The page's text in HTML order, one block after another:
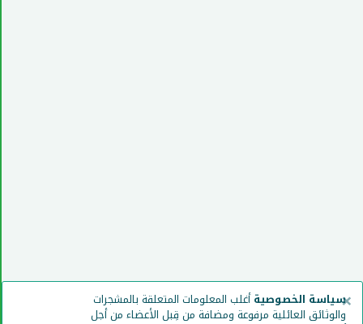
سياسة الخصوصيةأغلب المعلومات المتعلقة بالمشجرات
والوثائق العائلية مرفوعة ومضافة من قِبل الأعضاء من أجل×